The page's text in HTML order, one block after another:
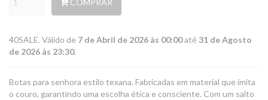
40SALE. Válido de 7 de Abril de 2026 às 00:00até 31 de Agosto
de 2026 às 23:30.
Botas para senhora estilo texana. Fabricadas em material que imita
o couro, garantindo uma escolha ética e consciente. Com um salto